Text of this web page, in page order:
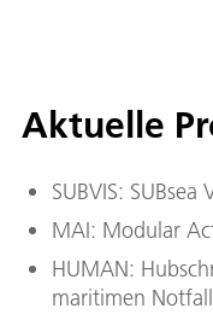
Aktuelle
SUBVIS:
MAI: Modular
HUMAN:
maritimen